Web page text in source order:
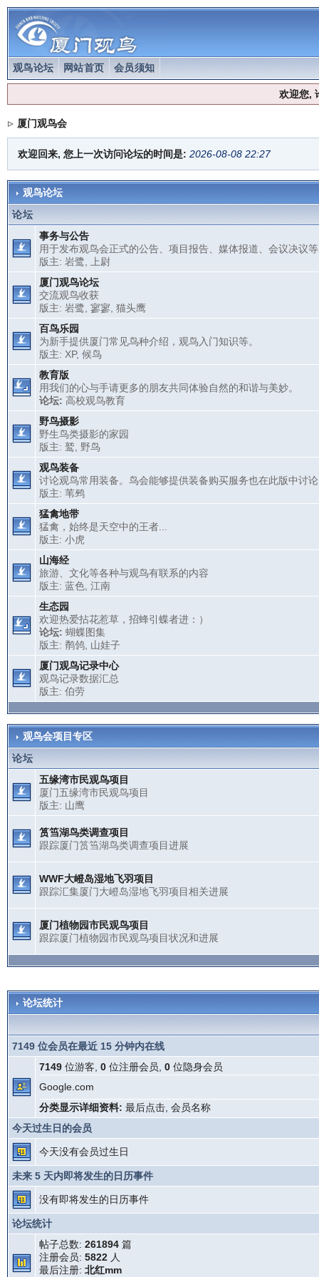
观鸟论坛 网站首页 会员须知
欢迎您,
厦门观鸟会
欢迎回来, 您上一次访问论坛的时间是: 2026-08-08 22:27
观鸟论坛
论坛
事务与公告
用于发布观鸟会正式的公告、项目报告、媒体报道、会议决议
版主: 岩鹭
上尉
厦门观鸟论坛
交流观鸟收获
版主: 岩鹭 寥寥, 猫头鹰
百鸟乐园
为新手提供厦门常见鸟种介绍，观鸟入门知识等。
版主: XP, 候鸟
教育版
用我们的心与手请更多的朋友共同体验自然的和谐与美妙。
论坛: 高校观鸟教育
野鸟摄影
野生鸟类摄影的家园
版主: 鹫, 野鸟
观鸟装备
讨论观鸟常用装备。鸟会能够提供装备购买服务也在此版中讨
版主: 苇鹀
猛禽地带
猛禽，始终是天空中的王者...
版主: 小虎
山海经
旅游、文化等各种与观鸟有联系的内容
版主: 蓝色, 江南
生态园
欢迎热爱拈花惹草，招蜂引蝶者进：）
论坛: 蝴蝶图集
版主: 鹡鸰, 山娃子
厦门观鸟记录中心
观鸟记录数据汇总
版主: 伯劳
观鸟会项目专区
论坛
五缘湾市民观鸟项目
厦门五缘湾市民观鸟项目
版主: 山鹰
筼筜湖鸟类调查项目
跟踪厦门筼筜湖鸟类调查项目进展
WWF大嶝岛湿地飞羽项目
跟踪汇集厦门大嶝岛湿地飞羽项目相关进展
厦门植物园市民观鸟项目
跟踪厦门植物园市民观鸟项目状况和进展
论坛统计
7149 位会员在最近 15 分钟内在线
7149位游客, 0位注册会员, 0位隐身会员
Google.com
分类显示详细资料: 最后点击, 会员名称
今天过生日的会员
今天没有会员过生日
未来 5 天内即将发生的日历事件
没有即将发生的日历事件
论坛统计
帖子总数: 261894篇
注册会员: 5822人
最后注册: 北红mm